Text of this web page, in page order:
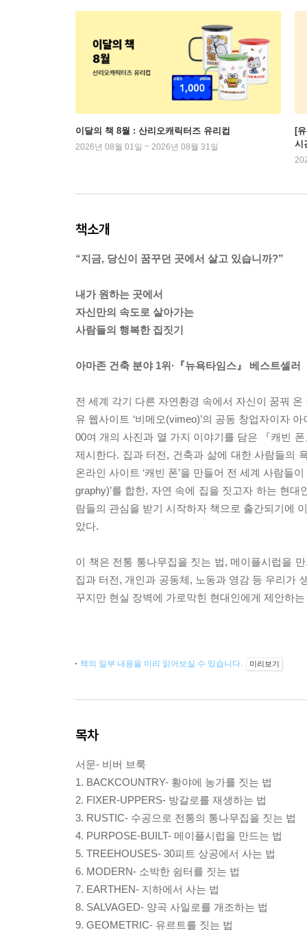
이달의 책 8월 : 산리오캐릭터즈 유리컵
2026년 08월 01일 ~ 2026년 08월 31일
[
시
책소개
“지금, 당신이 꿈꾸던 곳에서 살고 있습니까?”
내가 원하는 곳에서
자신만의 속도로 살아가는
사람들의 행복한 집짓기
아마존 건축 분야 1위·『뉴욕타임스』 베스트셀러
전 세계 각기 다른 자연환경 속에서 자신이 꿈꿔
유 웹사이트 ‘비메오(vimeo)’의 공동 창업자이자
00여 개의 사진과 열 가지 이야기를 담은 『캐빈
제시한다. 집과 터전, 건축과 삶에 대한 사람들의
온라인 사이트 ‘캐빈 폰’을 만들어 전 세계 사람들
graphy)’를 합한, 자연 속에 집을 짓고자 하는 현
람들의 관심을 받기 시작하자 책으로 출간되기에
았다.
이 책은 전통 통나무집을 짓는 법, 메이플시럽을
집과 터전, 개인과 공동체, 노동과 영감 등 우리가
꾸지만 현실 장벽에 가로막힌 현대인에게 제안하
책의 일부 내용을 미리 읽어보실 수 있습니다. 미리보기
목차
서문- 비버 브룩
1. BACKCOUNTRY- 황야에 농가를 짓는 법
2. FIXER-UPPERS- 방갈로를 재생하는 법
3. RUSTIC- 수공으로 전통의 통나무집을 짓는 법
4. PURPOSE-BUILT- 메이플시럽을 만드는 법
5. TREEHOUSES- 30피트 상공에서 사는 법
6. MODERN- 소박한 쉼터를 짓는 법
7. EARTHEN- 지하에서 사는 법
8. SALVAGED- 양곡 사일로를 개조하는 법
9. GEOMETRIC- 유르트를 짓는 법